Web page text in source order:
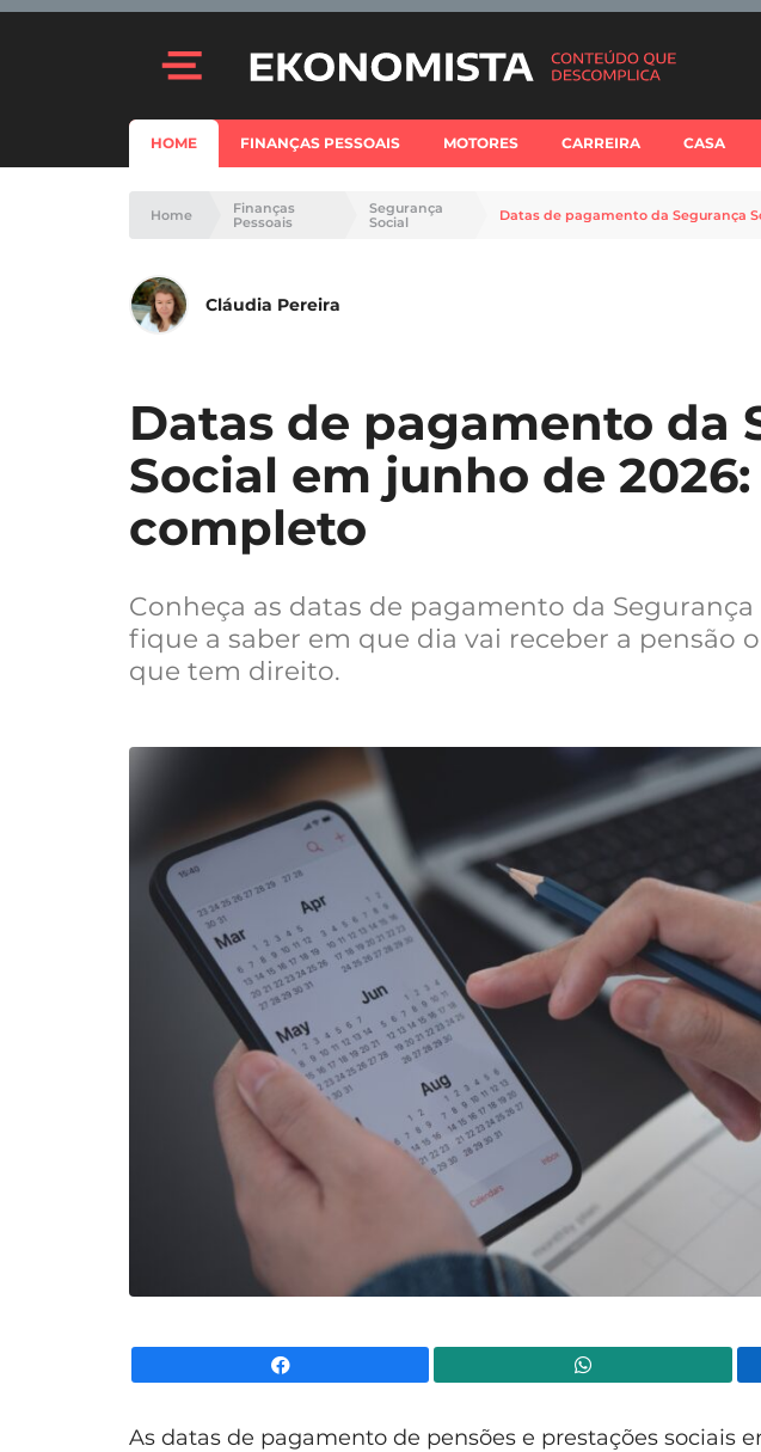
HOME FINANÇAS PESSOAIS MOTORES CARREIRA CASA
Home
Finanças
Pessoais
Segurança
Social
Cláudia Pereira
Datas de pagamento da
Social em junho de
completo
Conheça as datas de pagamento da
fique a saber em que dia vai receber a pensão
que tem direito.
As datas de pagamento de pensões e prestações sociais